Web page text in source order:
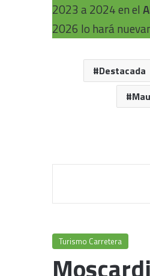
2023 a 2024 en el
2026 lo hará
Destacada